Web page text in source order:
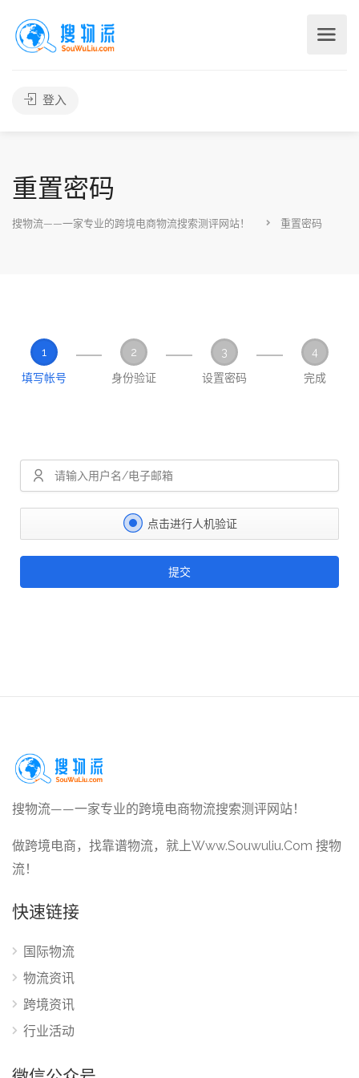
登入
重置密码
搜物流——一家专业的跨境电商物流搜索测评网站！ 重置密码
1
填写帐号
2
身份验证
3
设置密码
4
完成
点击进行人机验证
提交
搜物流——一家专业的跨境电商物流搜索测评网站！
做跨境电商，找靠谱物流，就上Www.Souwuliu.Com 搜物
流！
快速链接
国际物流
物流资讯
跨境资讯
行业活动